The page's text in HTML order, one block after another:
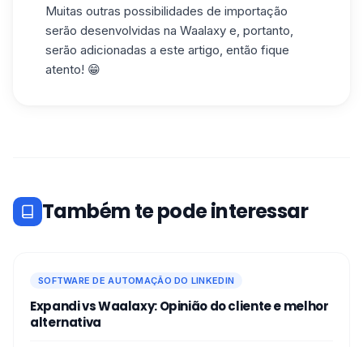
Muitas outras possibilidades de importação
serão desenvolvidas na Waalaxy e, portanto,
serão adicionadas a este artigo, então fique
atento! 😁
Também te pode interessar
SOFTWARE DE AUTOMAÇÃO DO LINKEDIN
Expandi vs Waalaxy: Opinião do cliente e melhor
alternativa